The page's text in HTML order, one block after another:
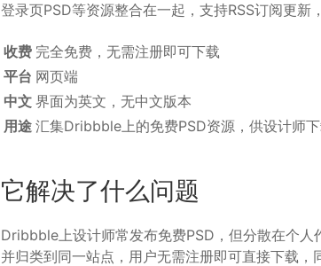
登录页PSD等资源整合在一起，支持RSS订阅更新
收费 完全免费，无需注册即可下载
平台 网页端
中文 界面为英文，无中文版本
用途 汇集Dribbble上的免费PSD资源，供设计师
它解决了什么问题
Dribbble上设计师常发布免费PSD，但分散在个
并归类到同一站点，用户无需注册即可直接下载，